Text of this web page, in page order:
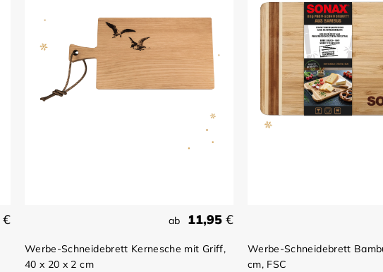
€ ab 11,95 €
Werbe-Schneidebrett Kernesche mit Griff,
40 x 20 x 2 cm
Werbe-Schneidebrett
cm, FSC